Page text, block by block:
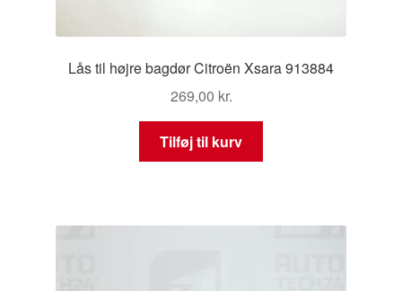
Lås til højre bagdør Citroën Xsara 913884
269,00 kr.
Tilføj til kurv